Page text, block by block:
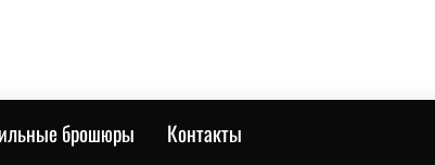
брошюры Контакты